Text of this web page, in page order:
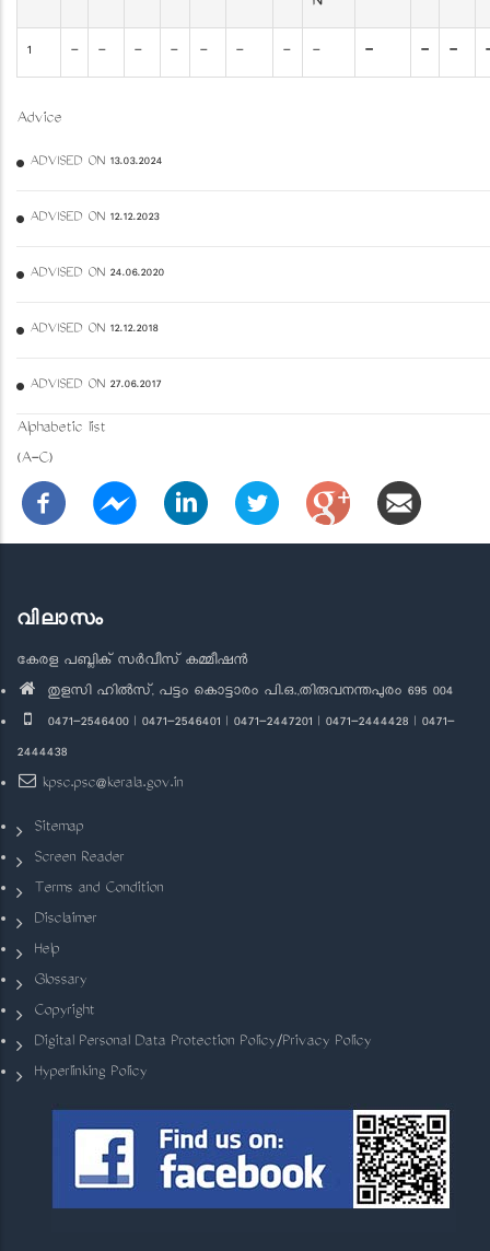
1 - - - - - - - - - - -
Advice
ADVISED ON 13.03.2024
ADVISED ON 12.12.2023
ADVISED ON 24.06.2020
ADVISED ON 12.12.2018
ADVISED ON 27.06.2017
Alphabetic list
(A-C)
വിലാസം
കേരള പബ്ലിക് സർവീസ് കമ്മീഷൻ
തുളസി ഹിൽസ്, പട്ടം കൊട്ടാരം പി.ഒ.,തിരുവനന്തപുരം 695 004
0471-2546400 | 0471-2546401 | 0471-2447201 | 0471-2444428 | 0471-
2444438
kpsc.psc@kerala.gov.in
Sitemap
Screen Reader
Terms and Condition
Disclaimer
Help
Glossary
Copyright
Digital Personal Data Protection Policy/Privacy Policy
Hyperlinking Policy